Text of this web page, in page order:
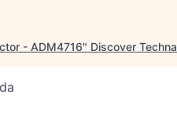
- ADM4716" Discover